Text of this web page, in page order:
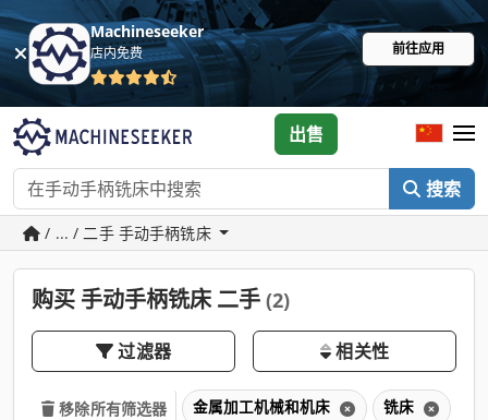
Machineseeker
店内免费 前往应用
搜索
出售
/ ... / 二手 手动手柄铣床
购买 手动手柄铣床 二手 (2)
过滤器 相关性
移除所有筛选器 金属加工机械和机床 铣床